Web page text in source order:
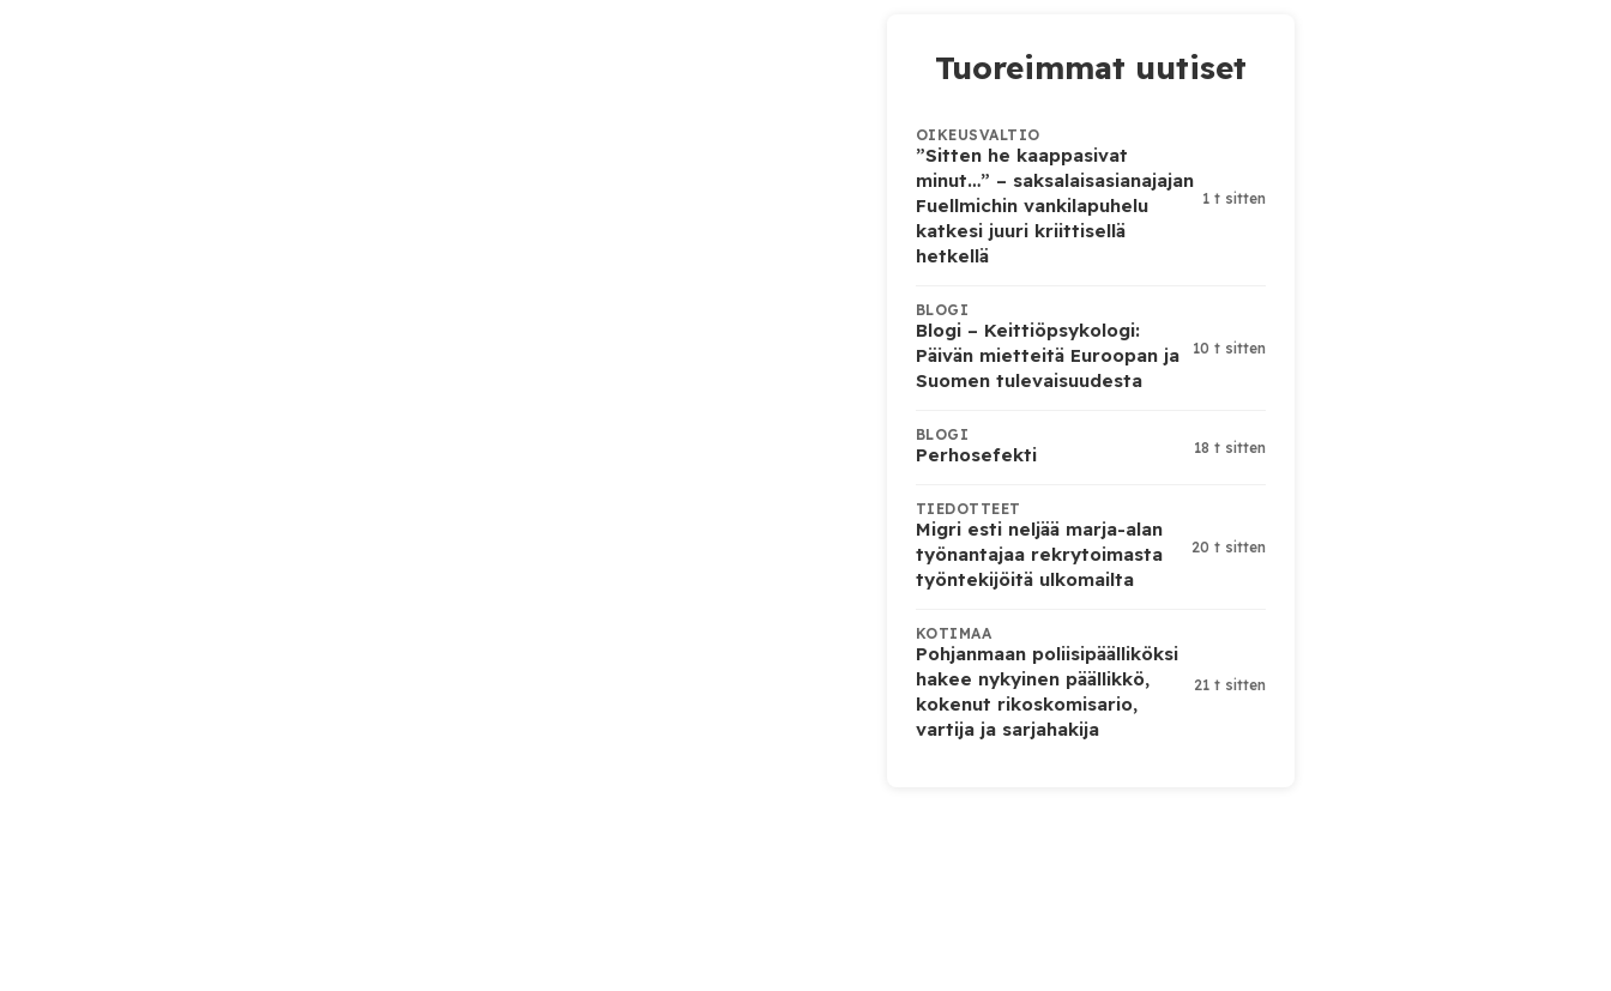
Tuoreimmat uutiset
OIKEUSVALTIO
”Sitten he kaappasivat
minut…” – saksalaisasianajajan
Fuellmichin vankilapuhelu
katkesi juuri kriittisellä
hetkellä
1 t sitten
BLOGI
Blogi – Keittiöpsykologi:
Päivän mietteitä Euroopan ja
Suomen tulevaisuudesta
10 t sitten
BLOGI
Perhosefekti 18 t sitten
TIEDOTTEET
Migri esti neljää marja-alan
työnantajaa rekrytoimasta
työntekijöitä ulkomailta
20 t sitten
KOTIMAA
Pohjanmaan poliisipäälliköksi
hakee nykyinen päällikkö,
kokenut rikoskomisario,
vartija ja sarjahakija
21 t sitten